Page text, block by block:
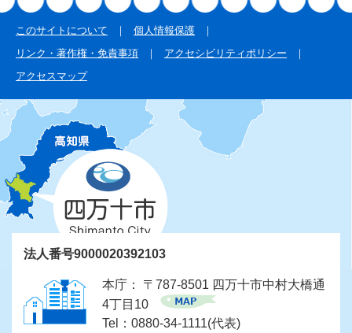
このサイトについて
個人情報保護
リンク・著作権・免責事項
アクセシビリティポリシー
アクセスマップ
法人番号9000020392103
本庁： 〒787-8501 四万十市中村大橋通
4丁目10
Tel：0880-34-1111(代表)